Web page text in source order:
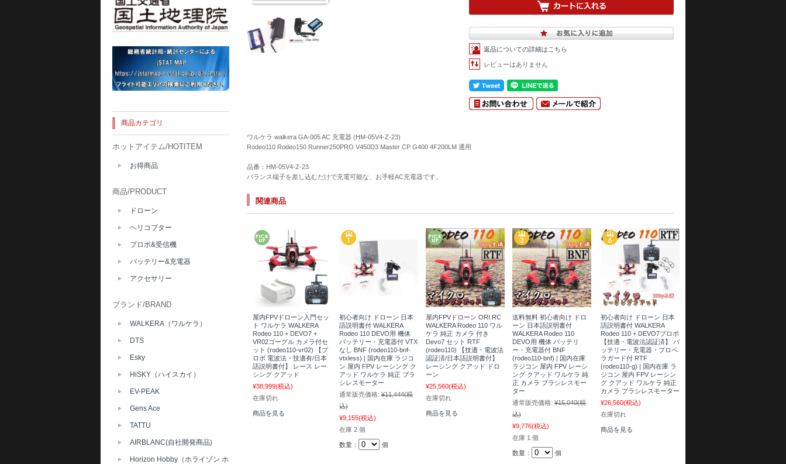
返品についての詳細はこちら
レビューはありません
ワルケラ walkera GA-005 AC 充電器 (HM-05V4-Z-23)
Rodeo110 Rodeo150 Runner250PRO V450D3 Master CP G400 4F200LM 通用
品番：HM-05V4-Z-23
バランス端子を差し込むだけで充電可能な、お手軽AC充電器です。
関連商品
屋内FPVドローン入門セッ
ト ワルケラ WALKERA
Rodeo 110 + DEVO7 +
VR02ゴーグル カメラ付セ
ット (rodeo110-vr02) 【プ
ロポ 電波法・技適有/日本
語説明書付】 レース レー
シング クアッド
¥38,999(税込)
在庫切れ
商品を見る
初心者向け ドローン 日本
語説明書付 WALKERA
Rodeo 110 DEVO用 機体
バッテリー・充電器付 VTX
なし BNF (rodeo110-bnf-
vtxless) | 国内在庫 ラジコ
ン 屋内 FPV レーシング ク
アッド ワルケラ 純正 ブラ
シレスモーター
通常販売価格: ¥11,444(税
込)
¥9,155(税込)
在庫 2 個
数量： 個
屋内FPVドローン ORI RC
WALKERA Rodeo 110 ワル
ケラ 純正 カメラ 付き
Devo7 セット RTF
(rodeo110) 【技適・電波法
認証済/日本語説明書付】
レーシング クアッド ドロ
ーン
¥25,560(税込)
在庫切れ
商品を見る
送料無料 初心者向け ドロ
ーン 日本語説明書付
WALKERA Rodeo 110
DEVO用 機体 バッテリ
ー・充電器付 BNF
(rodeo110-bnf) | 国内在庫
ラジコン 屋内 FPV レーシ
ング クアッド ワルケラ 純
正 カメラ ブラシレスモー
ター
通常販売価格: ¥15,040(税
込)
¥9,776(税込)
在庫 1 個
数量： 個
初心者向け ドローン 日本
語説明書付 WALKERA
Rodeo 110 + DEVO7プロポ
【技適・電波法認証済】 バ
ッテリー・充電器・プロペ
ラガード付 RTF
(rodeo110-g) | 国内在庫 ラ
ジコン 屋内 FPV レーシン
グ クアッド ワルケラ 純正
カメラ ブラシレスモーター
¥26,560(税込)
在庫切れ
商品を見る
商品カテゴリ
ホットアイテム/HOTITEM
お得商品
商品/PRODUCT
ドローン
ヘリコプター
プロポ&受信機
バッテリー&充電器
アクセサリー
ブランド/BRAND
WALKERA（ワルケラ）
DTS
Esky
HiSKY（ハイスカイ）
EV-PEAK
Gens Ace
TATTU
AIRBLANC(自社開発商品)
Horizon Hobby（ホライゾン ホ